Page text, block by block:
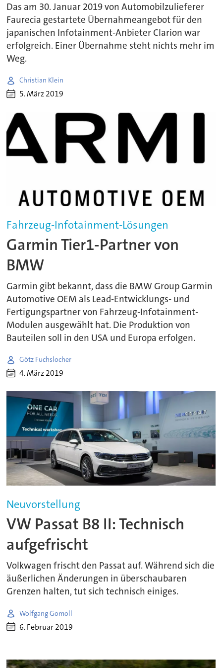
Das am 30. Januar 2019 von Automobilzulieferer
Faurecia gestartete Übernahmeangebot für den
japanischen Infotainment-Anbieter Clarion war
erfolgreich. Einer Übernahme steht nichts mehr im
Weg.
Christian Klein
5. März 2019
Fahrzeug-Infotainment-Lösungen
Garmin Tier1-Partner von
BMW
Garmin gibt bekannt, dass die BMW Group Garmin
Automotive OEM als Lead-Entwicklungs- und
Fertigungspartner von Fahrzeug-Infotainment-
Modulen ausgewählt hat. Die Produktion von
Bauteilen soll in den USA und Europa erfolgen.
Götz Fuchslocher
4. März 2019
Neuvorstellung
VW Passat B8 II: Technisch
aufgefrischt
Volkwagen frischt den Passat auf. Während sich die
äußerlichen Änderungen in überschaubaren
Grenzen halten, tut sich technisch einiges.
Wolfgang Gomoll
6. Februar 2019